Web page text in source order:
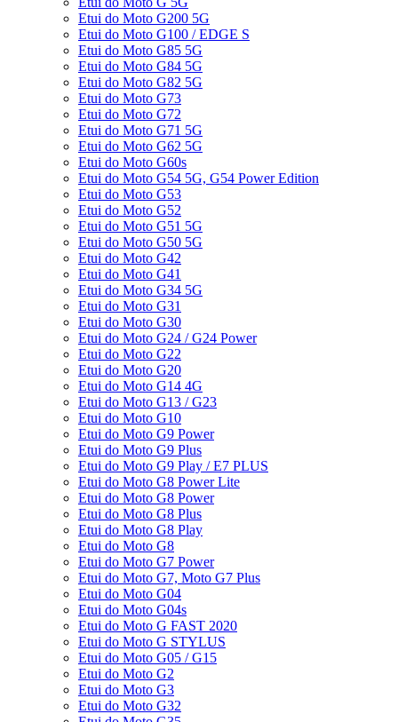
Etui do Moto G200 5G
Etui do Moto G100 / EDGE S
Etui do Moto G85 5G
Etui do Moto G84 5G
Etui do Moto G82 5G
Etui do Moto G73
Etui do Moto G72
Etui do Moto G71 5G
Etui do Moto G62 5G
Etui do Moto G60s
Etui do Moto G54 5G, G54 Power Edition
Etui do Moto G53
Etui do Moto G52
Etui do Moto G51 5G
Etui do Moto G50 5G
Etui do Moto G42
Etui do Moto G41
Etui do Moto G34 5G
Etui do Moto G31
Etui do Moto G30
Etui do Moto G24 / G24 Power
Etui do Moto G22
Etui do Moto G20
Etui do Moto G14 4G
Etui do Moto G13 / G23
Etui do Moto G10
Etui do Moto G9 Power
Etui do Moto G9 Plus
Etui do Moto G9 Play / E7 PLUS
Etui do Moto G8 Power Lite
Etui do Moto G8 Power
Etui do Moto G8 Plus
Etui do Moto G8 Play
Etui do Moto G8
Etui do Moto G7 Power
Etui do Moto G7, Moto G7 Plus
Etui do Moto G04
Etui do Moto G04s
Etui do Moto G FAST 2020
Etui do Moto G STYLUS
Etui do Moto G05 / G15
Etui do Moto G2
Etui do Moto G3
Etui do Moto G32